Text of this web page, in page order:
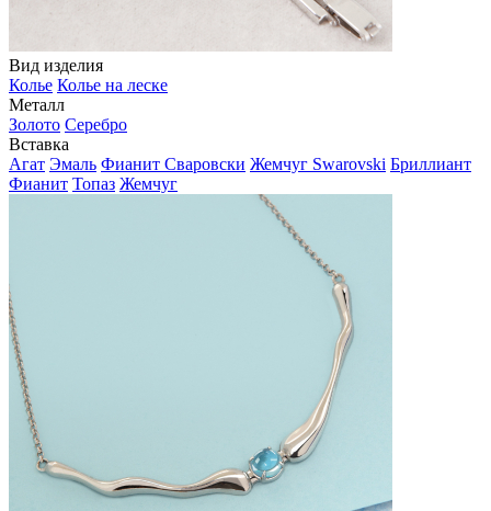
Вид изделия
Колье Колье на леске
Металл
Золото Серебро
Вставка
Агат Эмаль Фианит Сваровски Жемчуг Swarovski Бриллиант
Фианит Топаз Жемчуг